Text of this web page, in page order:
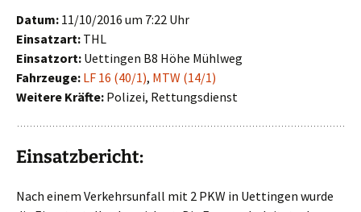
Datum: 11/10/2016 um 7:22 Uhr
Einsatzart: THL
Einsatzort: Uettingen B8 Höhe Mühlweg
Fahrzeuge: LF 16 (40/1), MTW (14/1)
Weitere Kräfte: Polizei, Rettungsdienst
Einsatzbericht:
Nach einem Verkehrsunfall mit 2 PKW in Uettingen wurde